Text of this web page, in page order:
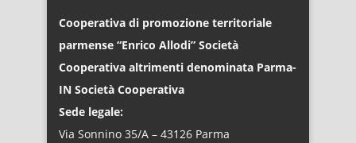
Cooperativa di promozione territoriale
parmense “Enrico Allodi” Società
Cooperativa altrimenti denominata Parma-
IN Società Cooperativa
Sede legale:
Via Sonnino 35/A – 43126 Parma